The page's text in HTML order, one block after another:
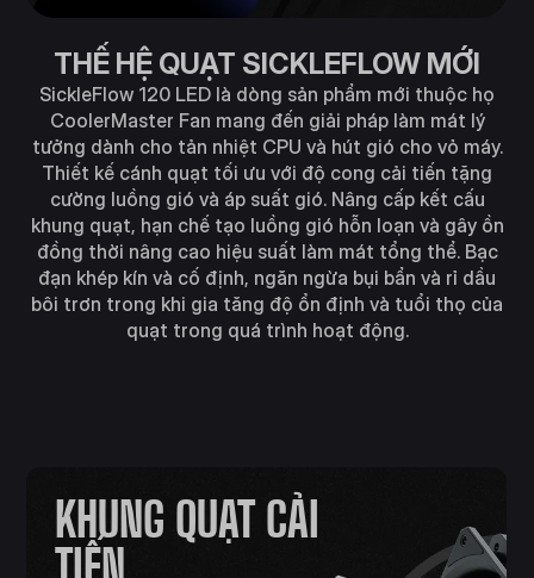
THẾ HỆ QUẠT SICKLEFLOW MỚI
SickleFlow 120 LED là dòng sản phẩm mới thuộc họ
CoolerMaster Fan mang đến giải pháp làm mát lý
tưởng dành cho tản nhiệt CPU và hút gió cho vỏ máy.
Thiết kế cánh quạt tối ưu với độ cong cải tiến tặng
cường luồng gió và áp suất gió. Nâng cấp kết cấu
khung quạt, hạn chế tạo luồng gió hỗn loạn và gây ồn
đồng thời nâng cao hiệu suất làm mát tổng thể. Bạc
đạn khép kín và cố định, ngăn ngừa bụi bẩn và rỉ dầu
bôi trơn trong khi gia tăng độ ổn định và tuổi thọ của
quạt trong quá trình hoạt động.
KHUNG QUẠT CẢI